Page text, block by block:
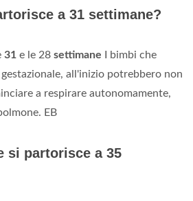
a 31 settimane?
31 e le 28 settimane I bimbi che
all'inizio potrebbero non
a respirare autonomamente,
EB
si partorisce a 35